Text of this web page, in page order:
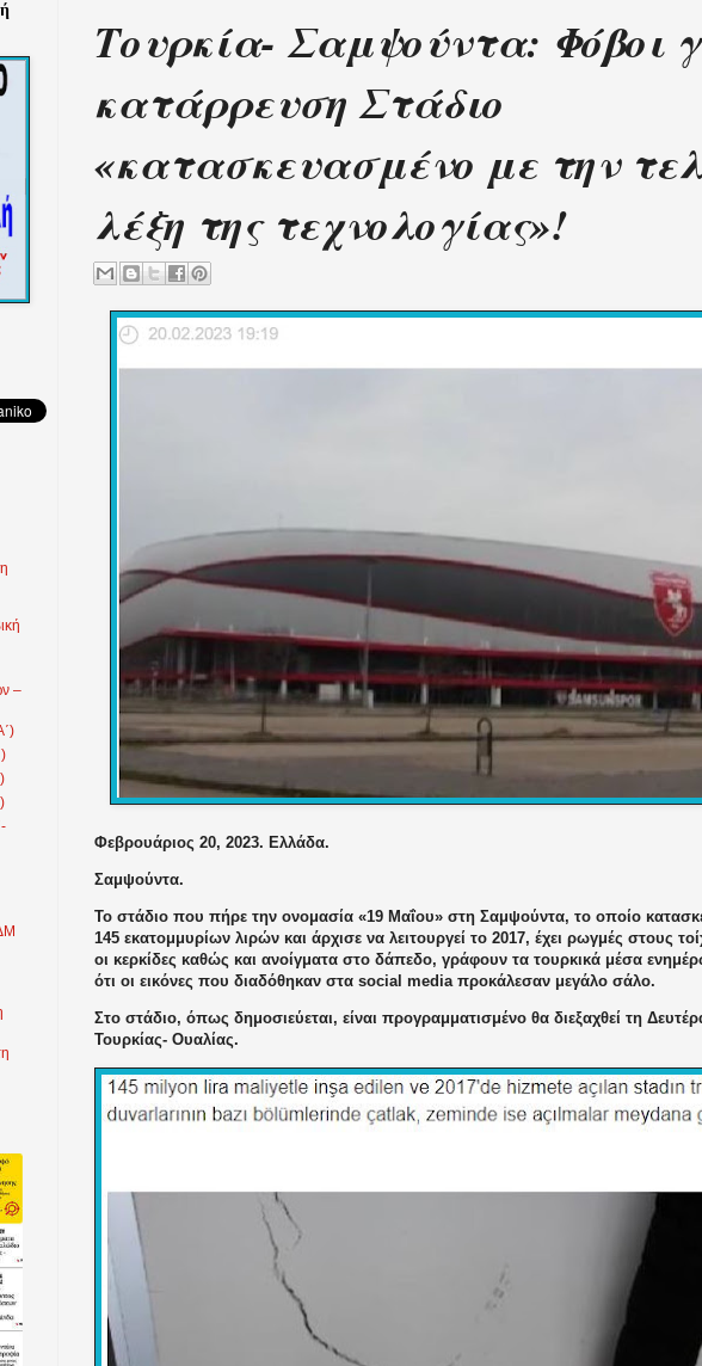
Τουρκία- Σαμψούντα: Φόβοι
κατάρρευση Στάδιο
«κατασκευασμένο με την
λέξη της τεχνολογίας»!
Φεβρουάριος 20, 2023. Ελλάδα.
Σαμψούντα.
Το στάδιο που πήρε την ονομασία «19 Μαΐου» στη Σαμψούντα, το οποίο
145 εκατομμυρίων λιρών και άρχισε να λειτουργεί το 2017, έχει ρωγμές στους
οι κερκίδες καθώς και ανοίγματα στο δάπεδο, γράφουν τα τουρκικά μέσα
ότι οι εικόνες που διαδόθηκαν στα social media προκάλεσαν μεγάλο σάλο.
Στο στάδιο, όπως δημοσιεύεται, είναι προγραμματισμένο θα διεξαχθεί τη
Τουρκίας- Ουαλίας.
–